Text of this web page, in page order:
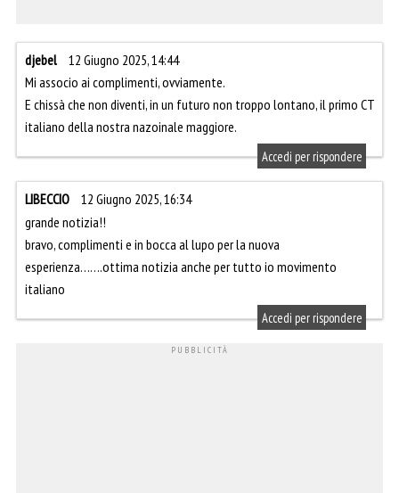
djebel
12 Giugno 2025, 14:44
Mi associo ai complimenti, ovviamente.
E chissà che non diventi, in un futuro non troppo lontano, il primo CT
italiano della nostra nazoinale maggiore.
Accedi per rispondere
LIBECCIO
12 Giugno 2025, 16:34
grande notizia!!
bravo, complimenti e in bocca al lupo per la nuova
esperienza…….ottima notizia anche per tutto io movimento
italiano
Accedi per rispondere